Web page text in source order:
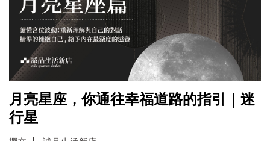
月亮星座，你通往幸福道路的指引｜迷
行星